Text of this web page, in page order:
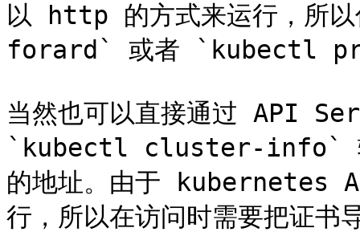
以 http 的方式来运行，所
forard` 或者 `kubectl
当然也可以直接通过 API
`kubectl cluster-info`
的地址。由于
行，所以在访问时需要把证书